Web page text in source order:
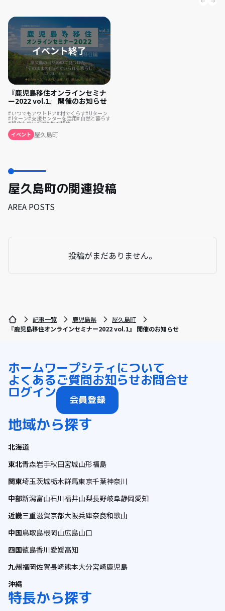
『鹿児島移住オンラインセミナ
ー2022 vol.1』 開催のお知らせ
いつでもアウトドア 村でくらす Uターン
Iターン 支援センターを活用 自然と暮らす
移住を機に起業 地方移住
ふるさとで暮らす
まちづくり 結婚を機に移住
イベント 屋久島町
屋久島町の関連投稿
AREA POSTS
投稿がまだありません。
記事一覧 鹿児島県
屋久島町
『鹿児島移住オンラインセミナー2022 vol.1』 開催のお知らせ
ホームワープシティについて
よくあるご質問お知らせお問合せ
ログイン 会員登録
地域から探す
北海道
東北青森岩手秋田宮城山形福島
関東埼玉茨城栃木群馬東京千葉神奈川
中部新潟富山石川福井山梨長野岐阜静岡愛知
近畿三重滋賀京都大阪兵庫奈良和歌山
中国鳥取島根岡山広島山口
四国徳島香川愛媛高知
九州福岡佐賀長崎熊本大分宮崎鹿児島
沖縄
特長から探す